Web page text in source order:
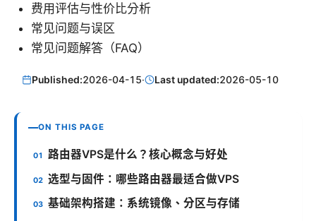
费用评估与性价比分析
常见问题与误区
常见问题解答（FAQ）
Published:2026-04-15· Last updated:2026-05-10
ON THIS PAGE
路由器VPS是什么？核心概念与好处
选型与固件：哪些路由器最适合做VPS
基础架构搭建：系统镜像、分区与存储